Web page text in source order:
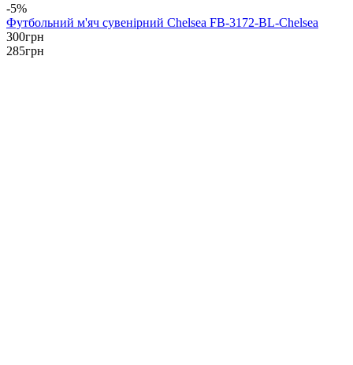
-5%
Футбольний м'яч сувенірний Chelsea FB-3172-BL-Chelsea
300грн
285грн